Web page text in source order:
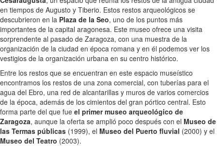
en tiempos de Augusto y Tiberio. Estos restos arqueológicos se
descubrieron en la Plaza de la Seo, uno de los puntos más
importantes de la capital aragonesa. Este museo ofrece una visita
sorprendente al pasado de Zaragoza, con una muestra de la
organización de la ciudad en época romana y en él podemos ver los
vestigios de la organización urbana en su centro histórico.
Entre los restos que se encuentran en este espacio museístico
encontramos los restos de una zona comercial, con tuberías para el
agua del Ebro, una red de alcantarillas y muros de varios comercios
de la época, además de los cimientos del gran pórtico central. Esto
forma parte del que fue el primer museo arqueológico de
Zaragoza, aunque la oferta se amplió poco después con el Museo de
las Termas públicas (1999), el Museo del Puerto fluvial (2000) y el
Museo del Teatro (2003).